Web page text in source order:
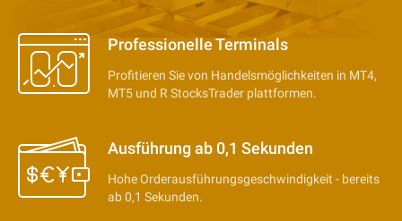
Professionelle Terminals
Profitieren Sie von Handelsmöglichkeiten in MT4,
MT5 und R StocksTrader plattformen.
Ausführung ab 0,1 Sekunden
Hohe Orderausführungsgeschwindigkeit - bereits
ab 0,1 Sekunden.